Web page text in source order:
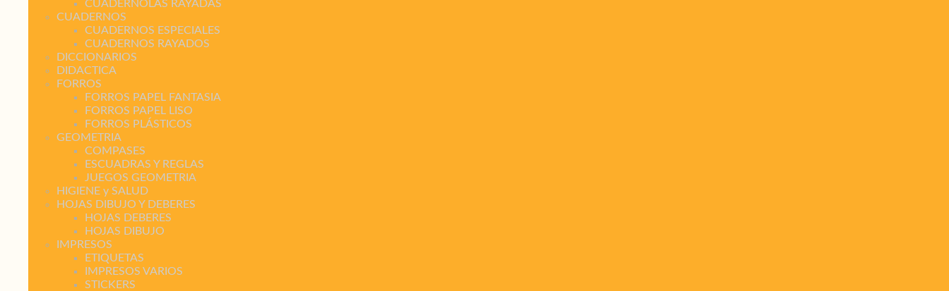
CUADERNOLAS RAYADAS
CUADERNOS
CUADERNOS ESPECIALES
CUADERNOS RAYADOS
DICCIONARIOS
DIDACTICA
FORROS
FORROS PAPEL FANTASIA
FORROS PAPEL LISO
FORROS PLÁSTICOS
GEOMETRIA
COMPASES
ESCUADRAS Y REGLAS
JUEGOS GEOMETRIA
HIGIENE y SALUD
HOJAS DIBUJO Y DEBERES
HOJAS DEBERES
HOJAS DIBUJO
IMPRESOS
ETIQUETAS
IMPRESOS VARIOS
STICKERS